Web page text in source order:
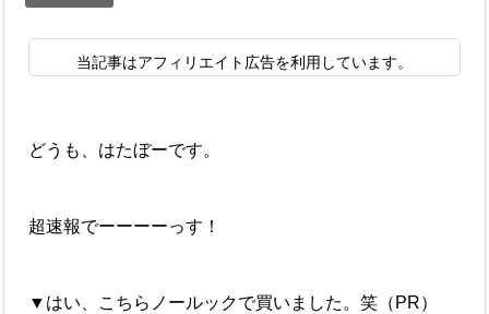
当記事はアフィリエイト広告を利用しています。
どうも、はたぼーです。
超速報でーーーーっす！
▼はい、こちらノールックで買いました。笑（PR）